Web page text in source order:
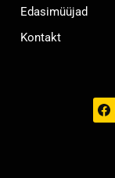
Edasimüüjad
Kontakt